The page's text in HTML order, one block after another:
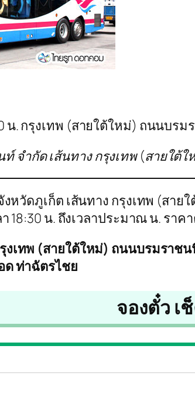
น. กรุงเทพ (สายใต้ใหม่) ถนนบร
จำกัด เส้นทาง กรุงเทพ (สายใต้
หวัดภูเก็ต เส้นทาง กรุงเทพ (สา
18:30 น. ถึงเวลาประมาณ น. ราค
งเทพ (สายใต้ใหม่) ถนนบรมราช
ด ท่าฉัตรไชย
จองตั๋ว เ